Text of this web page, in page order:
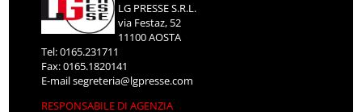
LG PRESSE S.R.L.
via Festaz, 52
11100 AOSTA
Tel: 0165.231711
Fax: 0165.1820141
E-mailsegreteria@lgpresse.com
RESPONSABILE DI AGENZIA